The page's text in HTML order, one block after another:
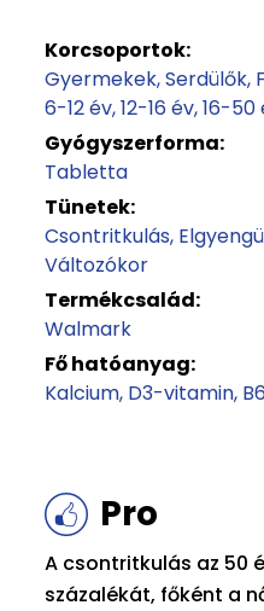
Korcsoportok:
Gyermekek Serdülők
6-12 év 12-16 év 16-50
Gyógyszerforma:
Tabletta
Tünetek:
Csontritkulás
Változókor
Termékcsalád:
Walmark
Fő hatóanyag:
Kalcium D3-vitamin
Pro
A csontritkulás az 50
százalékát, főként a